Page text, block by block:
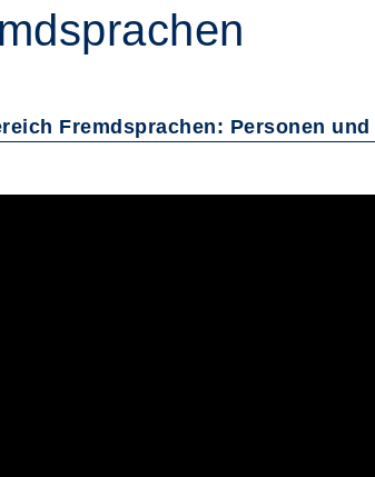
Fremdsprachen: Personen und